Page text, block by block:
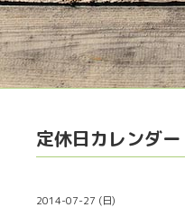
定休日カレンダー
2014-07-27 (日)